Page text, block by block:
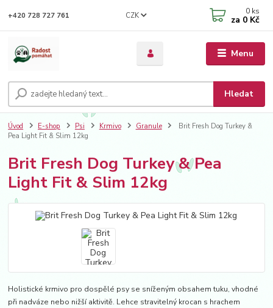
Menu
CZK
Hledat
+420 728 727 761 0 ks
za 0 Kč
Úvod E-shop Psi Krmivo Granule
Brit Fresh Dog Turkey &
Pea Light Fit & Slim 12kg
Brit Fresh Dog Turkey & Pea
Light Fit & Slim 12kg
Holistické krmivo pro dospělé psy se sníženým obsahem tuku, vhodné
při nadváze nebo nižší aktivitě. Lehce stravitelný krocan s hrachem